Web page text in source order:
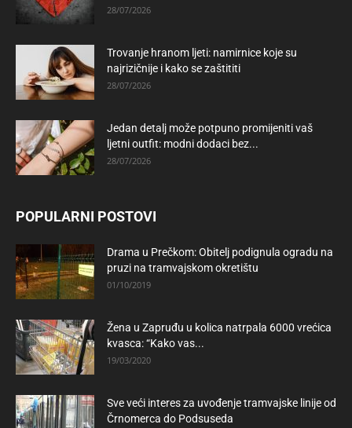
28/07/2026
Trovanje hranom ljeti: namirnice koje su
najrizičnije i kako se zaštititi
28/07/2026
Jedan detalj može potpuno promijeniti vaš
ljetni outfit: modni dodaci bez...
28/07/2026
POPULARNI POSTOVI
Drama u Prečkom: Obitelj podignula ogradu na
pruzi na tramvajskom okretištu
01/10/2019
Žena u Zapruđu u kolica natrpala 6000 vrećica
kvasca: “Kako vas...
19/03/2020
Sve veći interes za uvođenje tramvajske linije od
Črnomerca do Podsuseda